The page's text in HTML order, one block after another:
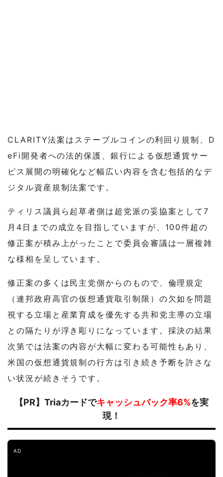
CLARITY法案はステーブルコインの利回り規制、D
eFi開発者への法的保護、銀行による仮想通貨サー
ビス展開の明確化など幅広い内容を含む包括的なデ
ジタル資産規制法案です。
ティリス議員ら起草者側は超党派の妥協案として7
月4日までの成立を目指していますが、100件超の
修正案が積み上がったことで委員会審議は一層複雑
な様相を呈しています。
修正案の多くは民主党側からのもので、倫理規定
（連邦政府高官の仮想通貨取引制限）の欠如を問題
視する立場と産業育成を優先する共和党主導の立場
との隔たりが浮き彫りになっています。採決の結果
次第では法案の内容が大幅に変わる可能性もあり、
米国の仮想通貨規制の行方は引き続き予断を許さな
い状況が続きそうです。
【PR】Triaカードでキャッシュバック率6%を実
現！
AD